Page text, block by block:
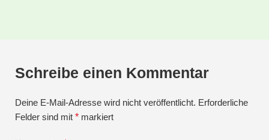
Schreibe einen Kommentar
Deine E-Mail-Adresse wird nicht veröffentlicht. Erforderliche
Felder sind mit * markiert